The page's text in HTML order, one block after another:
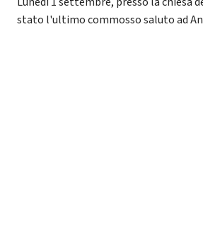
stato l'ultimo commosso saluto ad